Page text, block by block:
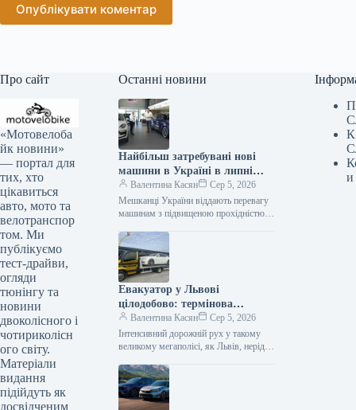
Опублікувати коментар
Про сайт
«Мотовелоба
йк новини»
— портал для
тих, хто
цікавиться
авто, мото та
велотранспор
том. Ми
публікуємо
тест-драйви,
огляди
тюнінгу та
новини
двоколісного і
чотириколісн
ого світу.
Матеріали
видання
підійдуть як
досвідченим
Останні новини
Найбільш затребувані нові
машини в Україні в липні
2026 року
Валентина Касян
Сер 5, 2026
Мешканці України віддають перевагу
машинам з підвищеною прохідністю.
2026 році домінують кросовери. За
липень місяць…
Евакуатор у Львові
цілодобово: термінова
автодопомога від Gold
Evakuator
Валентина Касян
Сер 5, 2026
Інтенсивний дорожній рух у такому
великому мегаполісі, як Львів, нерідко
ситуаціями, поломками або ДТП. У
подібних випадках водієві…
и